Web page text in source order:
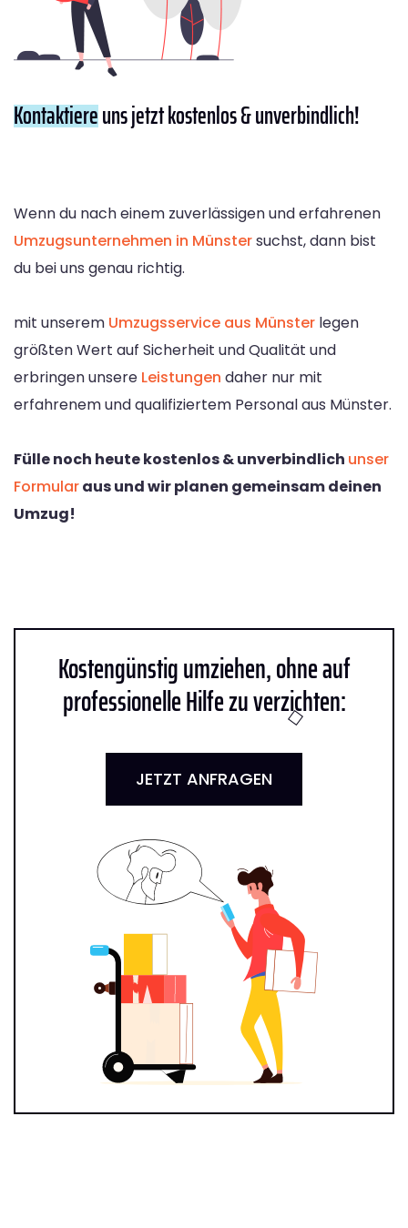
Kontaktiereuns jetzt kostenlos & unverbindlich!
Wenn du nach einem zuverlässigen und erfahrenen
Umzugsunternehmen in Münstersuchst, dann bist
du bei uns genau richtig.
mit unserem Umzugsservice aus Münster legen
größten Wert auf Sicherheit und Qualität und
erbringen unsere Leistungen daher nur mit
erfahrenem und qualifiziertem Personal aus Münster.
Fülle noch heute kostenlos & unverbindlich unser
Formularaus und wir planen gemeinsam deinen
Umzug!
Kostengünstig umziehen, ohne auf
professionelle Hilfe zu verzichten:
JETZT ANFRAGEN